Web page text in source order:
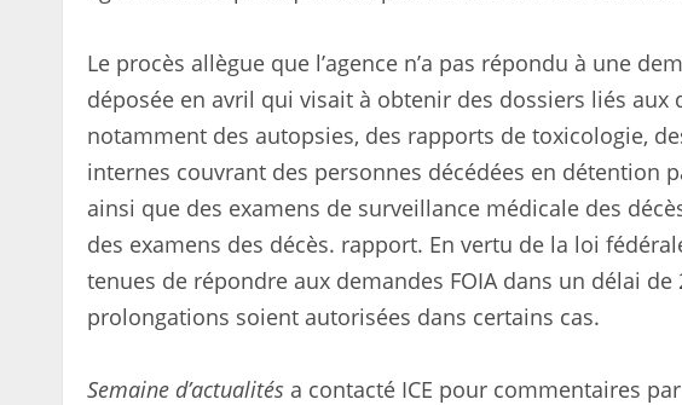
Le procès allègue que l’agence n’a pas répondu à une
déposée en avril qui visait à obtenir des dossiers liés
notamment des autopsies, des rapports de toxicologie,
internes couvrant des personnes décédées en détention
ainsi que des examens de surveillance médicale des
des examens des décès. rapport. En vertu de la loi
tenues de répondre aux demandes FOIA dans un délai
prolongations soient autorisées dans certains cas.
Semaine d’actualités a contacté ICE pour commentaires